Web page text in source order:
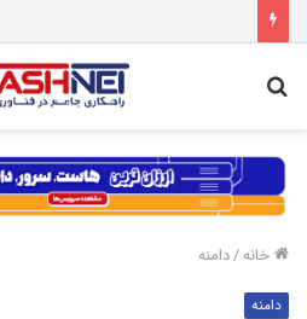
خانه/دامنه
دامنه